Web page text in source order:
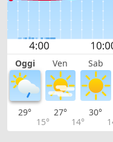
Oggi Ven Sab
29°
15°
27°
14°
30°